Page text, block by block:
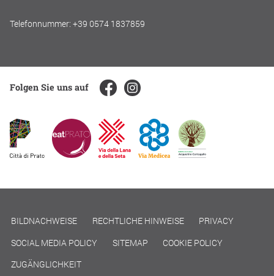
Telefonnummer: +39 0574 1837859
Folgen Sie uns auf
BILDNACHWEISE RECHTLICHE HINWEISE
PRIVACY
SOCIAL MEDIA POLICY
SITEMAP
COOKIE POLICY
ZUGÄNGLICHKEIT